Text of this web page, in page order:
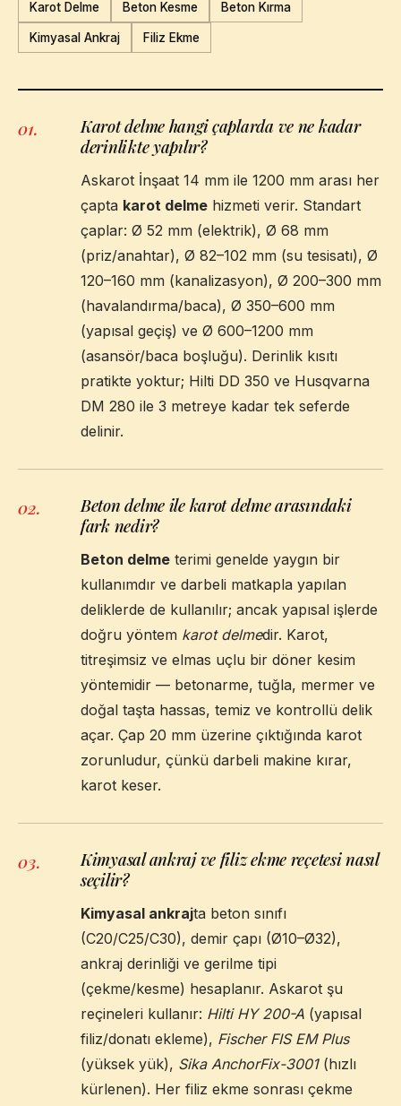
Karot Delme Beton Kesme Beton Kırma
Kimyasal Ankraj Filiz Ekme
01.
Karot delme hangi çaplarda ve ne kadar
derinlikte yapılır?
Askarot İnşaat 14 mm ile 1200 mm arası her
çapta karot delme hizmeti verir. Standart
çaplar: Ø 52 mm (elektrik), Ø 68 mm
(priz/anahtar), Ø 82–102 mm (su tesisatı), Ø
120–160 mm (kanalizasyon), Ø 200–300 mm
(havalandırma/baca), Ø 350–600 mm
(yapısal geçiş) ve Ø 600–1200 mm
(asansör/baca boşluğu). Derinlik kısıtı
pratikte yoktur; Hilti DD 350 ve Husqvarna
DM 280 ile 3 metreye kadar tek seferde
delinir.
02.
Beton delme ile karot delme arasındaki
fark nedir?
Beton delme terimi genelde yaygın bir
kullanımdır ve darbeli matkapla yapılan
deliklerde de kullanılır; ancak yapısal işlerde
doğru yöntem karot delmedir. Karot,
titreşimsiz ve elmas uçlu bir döner kesim
yöntemidir — betonarme, tuğla, mermer ve
doğal taşta hassas, temiz ve kontrollü delik
açar. Çap 20 mm üzerine çıktığında karot
zorunludur, çünkü darbeli makine kırar,
karot keser.
03.
Kimyasal ankraj ve filiz ekme reçetesi nasıl
seçilir?
Kimyasal ankrajta beton sınıfı
(C20/C25/C30), demir çapı (Ø10–Ø32),
ankraj derinliği ve gerilme tipi
(çekme/kesme) hesaplanır. Askarot şu
reçineleri kullanır: Hilti HY 200-A (yapısal
filiz/donatı ekleme), Fischer FIS EM Plus
(yüksek yük), Sika AnchorFix-3001(hızlı
kürlenen). Her filiz ekme sonrası çekme